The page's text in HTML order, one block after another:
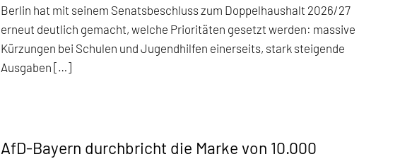
Berlin hat mit seinem Senatsbeschluss zum Doppelhaushalt 2026/27
erneut deutlich gemacht, welche Prioritäten gesetzt werden: massive
Kürzungen bei Schulen und Jugendhilfen einerseits, stark steigende
Ausgaben […]
AfD-Bayern durchbricht die Marke von 10.000